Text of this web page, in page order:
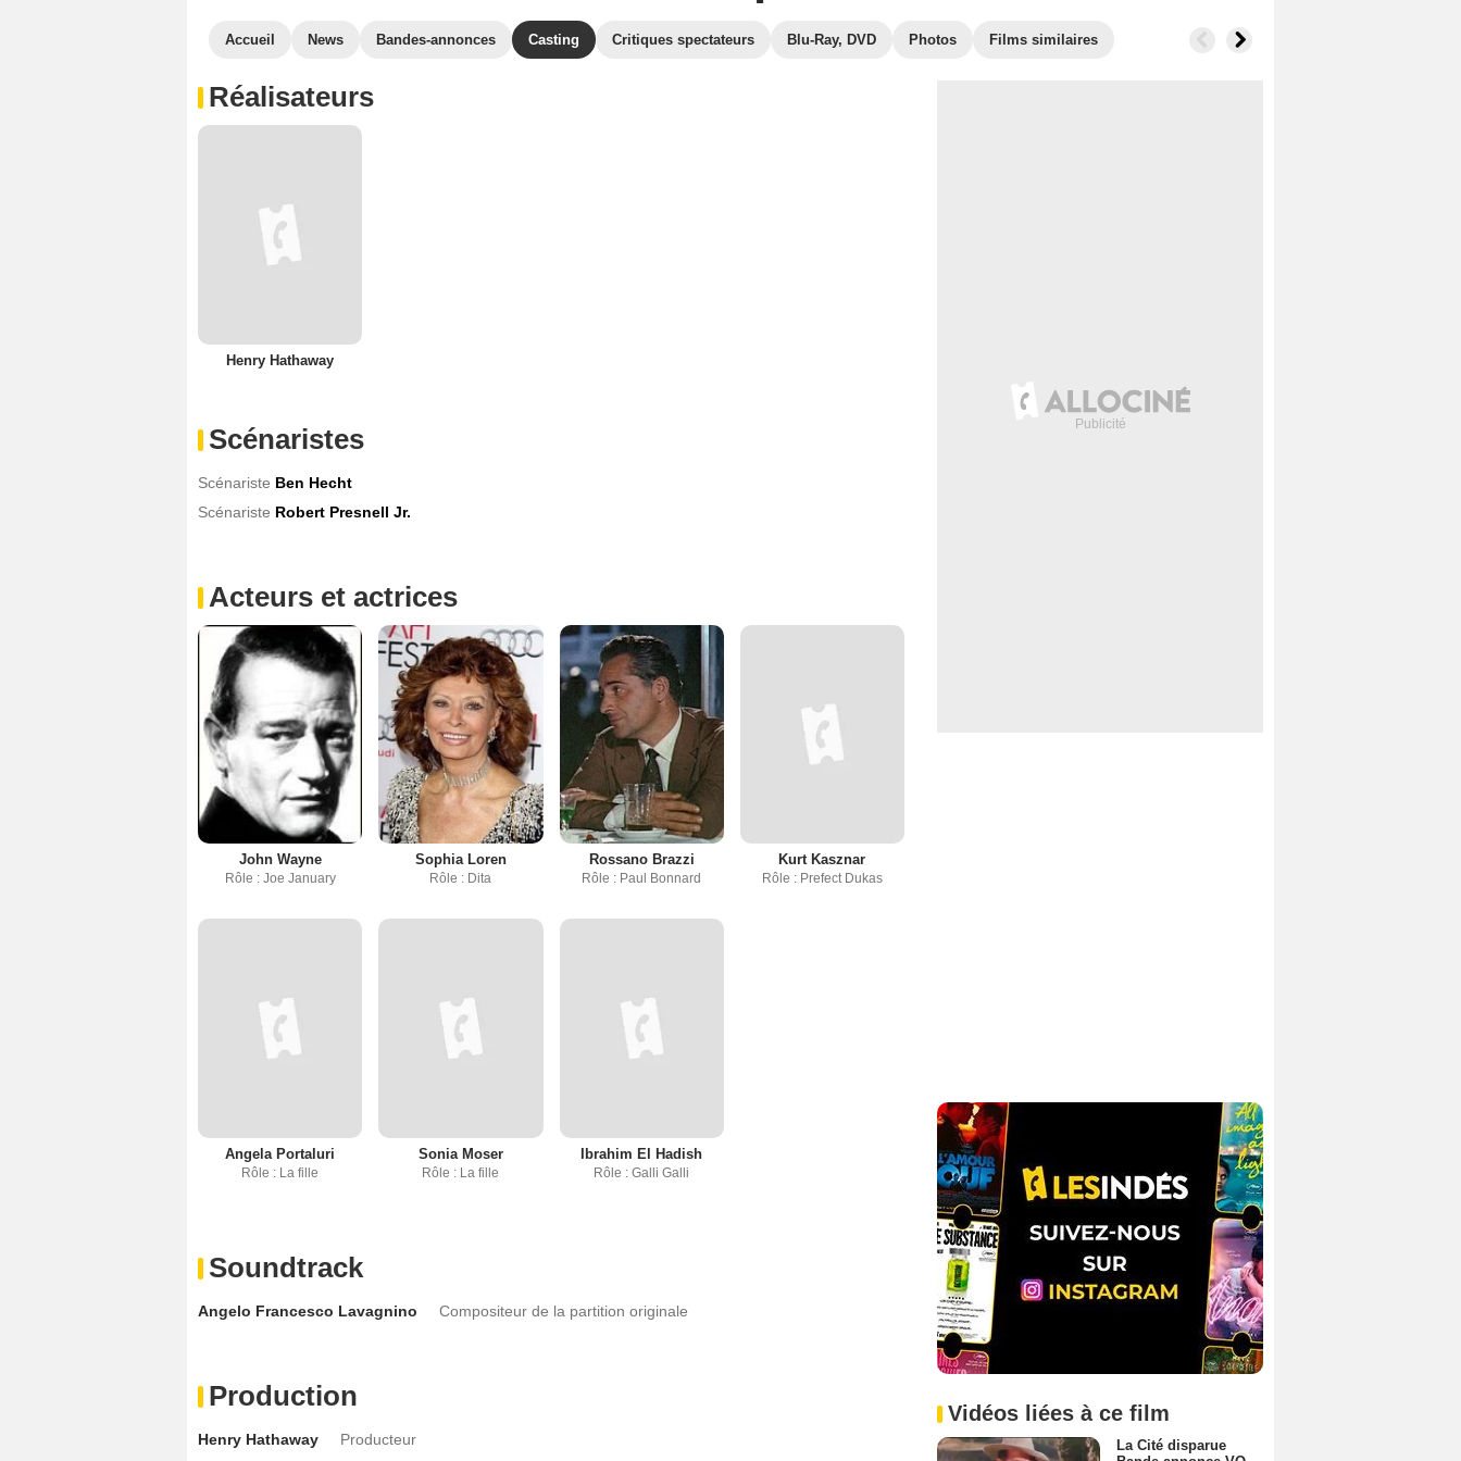
Accueil News Bandes-annonces Casting Critiques spectateurs Blu-Ray, DVD Photos Films similaires
Réalisateurs
Henry Hathaway
Scénaristes
Scénariste Ben Hecht
Scénariste Robert Presnell Jr.
Acteurs et actrices
John Wayne
Rôle : Joe January
Sophia Loren
Rôle : Dita
Rossano Brazzi
Rôle : Paul Bonnard
Kurt Kasznar
Rôle : Prefect Dukas
Angela Portaluri
Rôle : La fille
Sonia Moser
Rôle : La fille
Ibrahim El Hadish
Rôle : Galli Galli
Soundtrack
Angelo Francesco Lavagnino Compositeur de la partition originale
Production
Henry Hathaway Producteur
Vidéos liées à ce film
La Cité disparue